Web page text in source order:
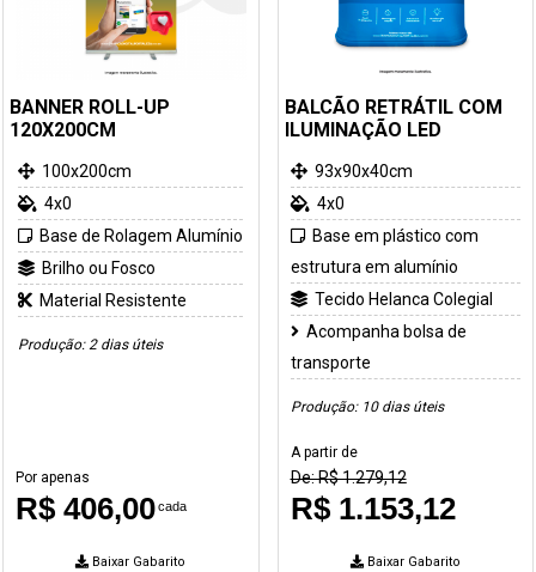
BANNER ROLL-UP
120X200CM
100x200cm
4x0
Base de Rolagem Alumínio
Brilho ou Fosco
Material Resistente
Produção: 2 dias úteis
Por apenas
R$ 406,00cada
Baixar Gabarito
BALCÃO RETRÁTIL COM
ILUMINAÇÃO LED
93x90x40cm
4x0
Base em plástico com
estrutura em alumínio
Tecido Helanca Colegial
Acompanha bolsa de
transporte
Produção: 10 dias úteis
A partir de
De: R$ 1.279,12
R$ 1.153,12
Baixar Gabarito